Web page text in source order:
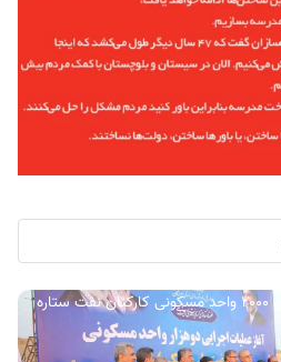
گزارش تصویری/ آیین کلنگ زنی ۲۰۰۰ واحد مسکونی کارکنان نفت ستاره